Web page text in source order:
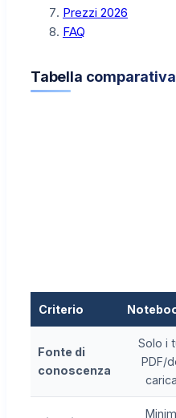
Prezzi 2026
FAQ
Tabella
Criterio
Fonte di
conoscenza
Solo i
PDF/